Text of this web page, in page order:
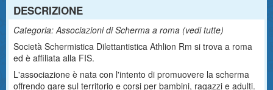
DESCRIZIONE
Categoria: Associazioni di Scherma a roma (vedi tutte)
Società Schermistica Dilettantistica Athlion Rm si trova a roma
ed è affiliata alla FIS.
L'associazione è nata con l'intento di promuovere la scherma
offrendo gare sul territorio e corsi per bambini, ragazzi e adulti.